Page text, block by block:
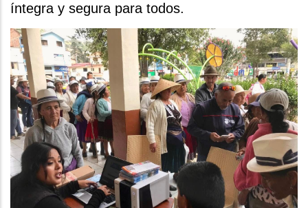
íntegra y segura para todos.